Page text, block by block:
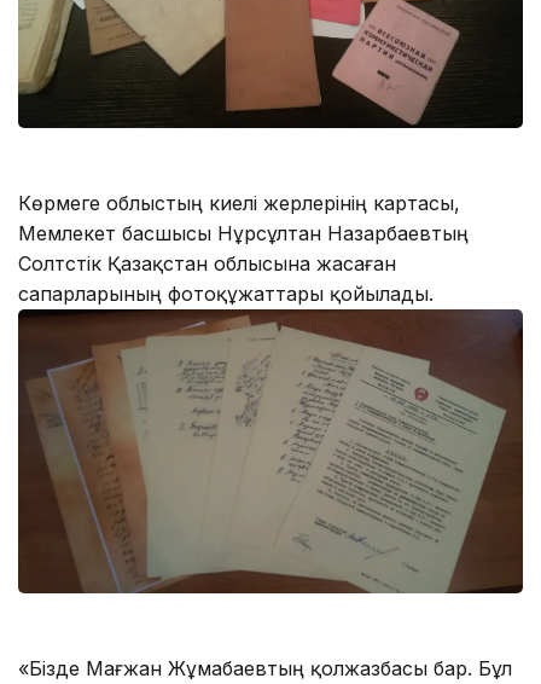
Көрмеге облыстың киелі жерлерінің картасы,
Мемлекет басшысы Нұрсұлтан Назарбаевтың
Солтүстік Қазақстан облысына жасаған
сапарларының фотоқұжаттары қойылады.
«Бізде Мағжан Жұмабаевтың қолжазбасы бар. Бұл